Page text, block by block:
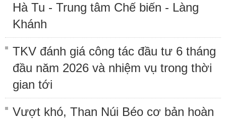
Hà Tu - Trung tâm Chế biến - Làng
Khánh
TKV đánh giá công tác đầu tư 6 tháng
đầu năm 2026 và nhiệm vụ trong thời
gian tới
Vượt khó, Than Núi Béo cơ bản hoàn